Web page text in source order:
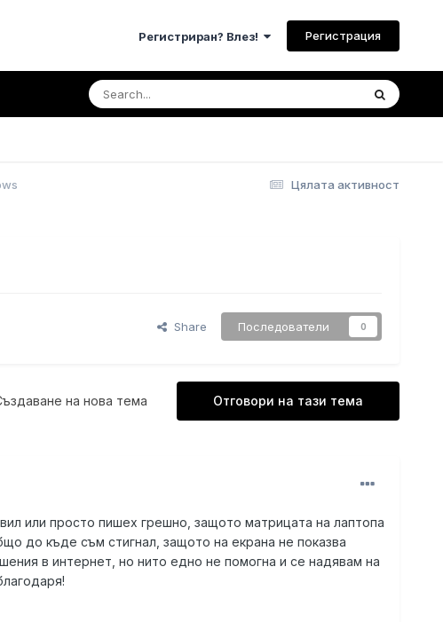
Регистриран? Влез! Регистрация
Цялата активност
Share Последователи 0
Отговори на тази тема
на нова тема
или просто пишех грешно, защото матрицата на лаптопа
до къде съм стигнал, защото на екрана не показва
в интернет, но нито едно не помогна и се надявам на